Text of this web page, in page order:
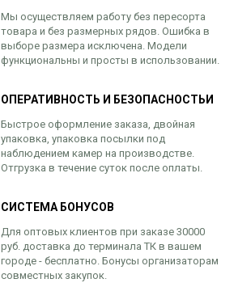
Мы осуществляем работу без пересорта
товара и без размерных рядов. Ошибка в
выборе размера исключена. Модели
функциональны и просты в использовании.
ОПЕРАТИВНОСТЬ И БЕЗОПАСНОСТЬИ
Быстрое оформление заказа, двойная
упаковка, упаковка посылки под
наблюдением камер на производстве.
Отгрузка в течение суток после оплаты.
СИСТЕМА БОНУСОВ
Для оптовых клиентов при заказе 30000
руб. доставка до терминала ТК в вашем
городе - бесплатно. Бонусы организаторам
совместных закупок.